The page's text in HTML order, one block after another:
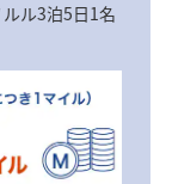
ルル3泊5日1名